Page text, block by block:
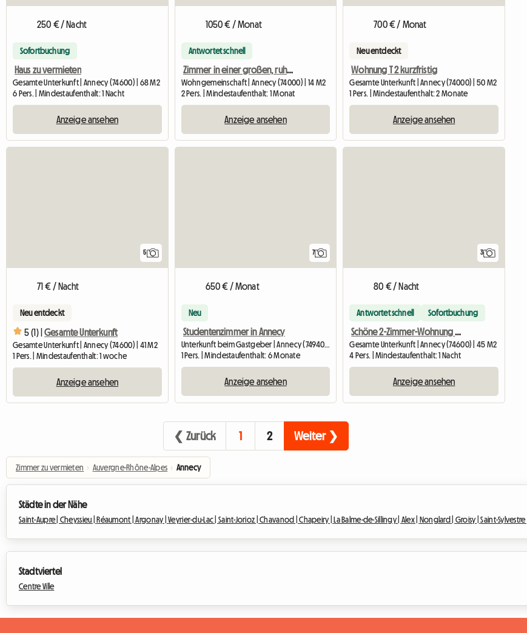
250 € / Nacht
Sofortbuchung
Haus zu vermieten
Gesamte Unterkunft | Annecy (74600) | 68 M2
6 Pers. | Mindestaufenthalt: 1 Nacht
Anzeige ansehen
1050 € / Monat
Antwortet schnell
Zimmer in einer großen, ruhigen Wohnung, 50m vom Bahnhof
Wohngemeinschaft | Annecy (74000) | 14 M2
2 Pers. | Mindestaufenthalt: 1 Monat
Anzeige ansehen
700 € / Monat
Neu entdeckt
Wohnung T 2 kurzfristig
Gesamte Unterkunft | Annecy (74000) | 50 M2
1 Pers. | Mindestaufenthalt: 2 Monate
Anzeige ansehen
5
71 € / Nacht
Neu entdeckt
5 (1) | Gesamte Unterkunft
Gesamte Unterkunft | Annecy (74600) | 41 M2
1 Pers. | Mindestaufenthalt: 1 woche
Anzeige ansehen
7
650 € / Monat
Neu
Studentenzimmer in Annecy
Unterkunft beim Gastgeber | Annecy (74940) | 18 M2
1 Pers. | Mindestaufenthalt: 6 Monate
Anzeige ansehen
3
80 € / Nacht
Antwortet schnell Sofortbuchung
Schöne 2-Zimmer-Wohnung mit Parkplatz
Gesamte Unterkunft | Annecy (74600) | 45 M2
4 Pers. | Mindestaufenthalt: 1 Nacht
Anzeige ansehen
❮ Zurück 1 2 Weiter ❯
Zimmer zu vermieten › Auvergne-Rhône-Alpes › Annecy
Städte in der Nähe
Saint-Aupre | Cheyssieu | Réaumont |Argonay |Veyrier-du-Lac | Saint-Jorioz |Chavanod |Chapeiry | La Balme-de-Sillingy | Alex | Nonglard | Groisy |Saint-Sylvestre |
Stadtviertel
Centre Ville